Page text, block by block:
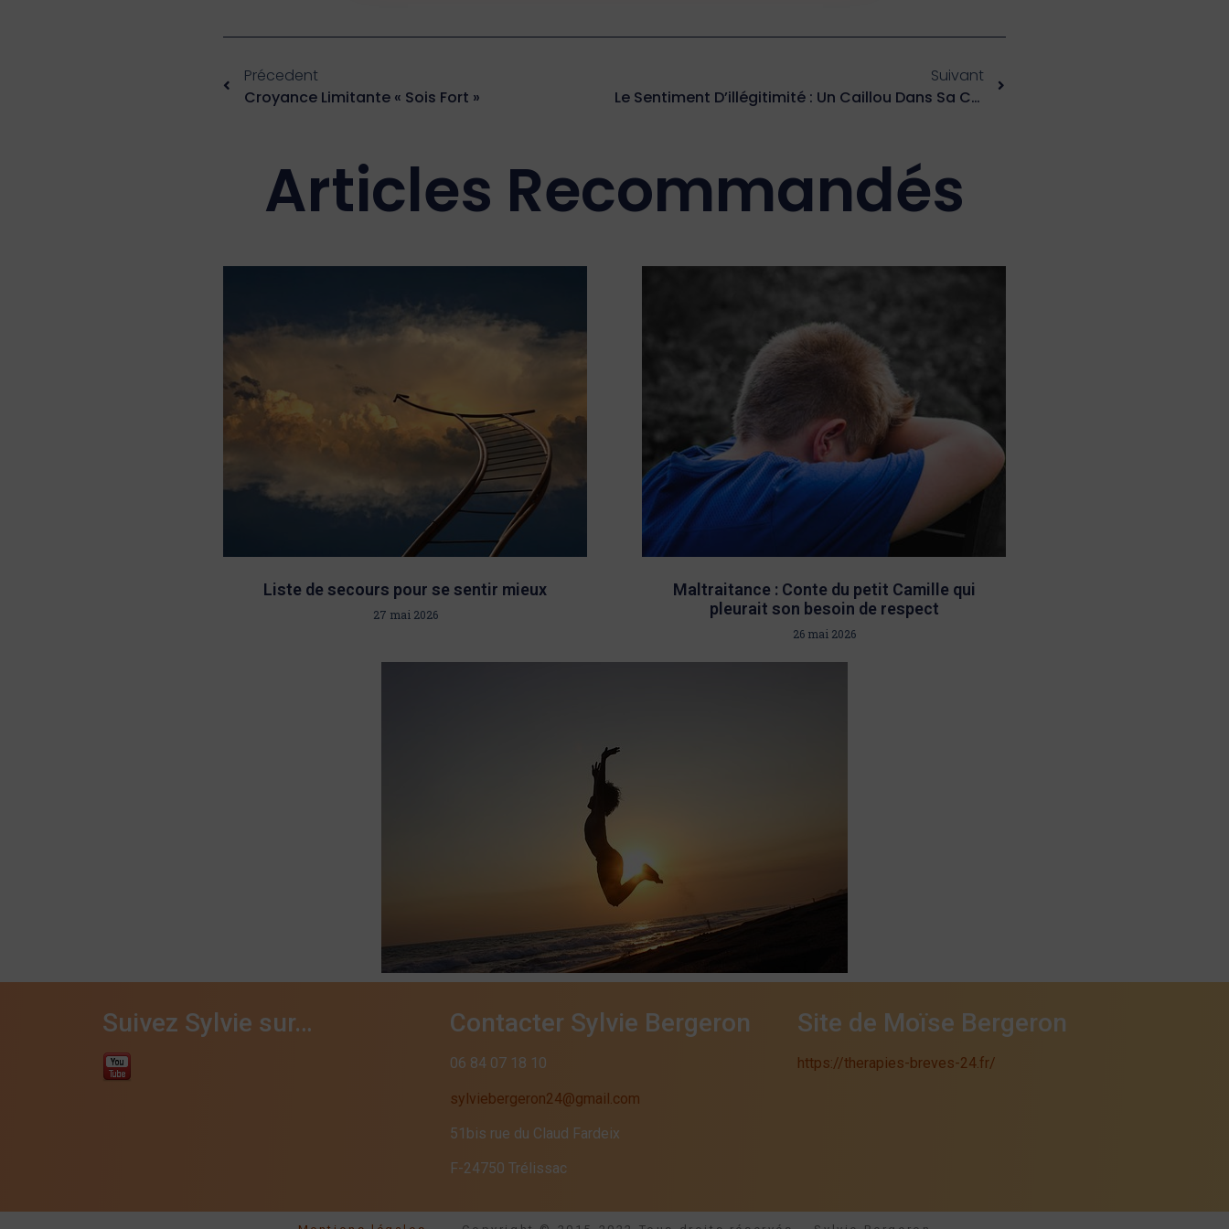
Précedent
Croyance Limitante « Sois Fort »
Suivant
Le Sentiment D’illégitimité : Un Caillou Dans Sa Chaussure!
Articles Recommandés
Liste de secours pour se sentir mieux
27 mai 2026
Maltraitance : Conte du petit Camille qui
pleurait son besoin de respect
26 mai 2026
Suivez Sylvie sur… Contacter Sylvie Bergeron
06 84 07 18 10
sylviebergeron24@gmail.com
51bis rue du Claud Fardeix
F-24750 Trélissac
Site de Moïse Bergeron
https://therapies-breves-24.fr/